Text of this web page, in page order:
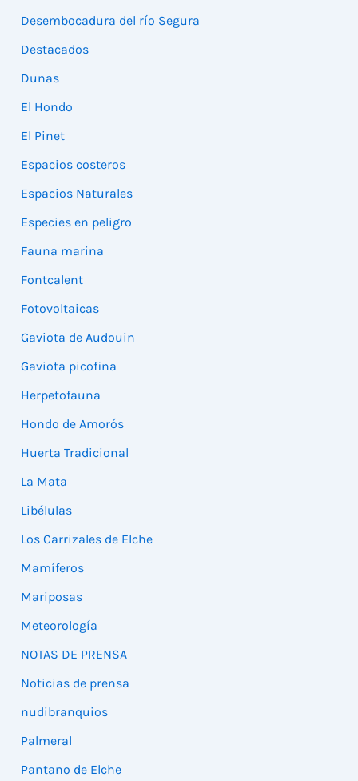
Desembocadura del río Segura
Destacados
Dunas
El Hondo
El Pinet
Espacios costeros
Espacios Naturales
Especies en peligro
Fauna marina
Fontcalent
Fotovoltaicas
Gaviota de Audouin
Gaviota picofina
Herpetofauna
Hondo de Amorós
Huerta Tradicional
La Mata
Libélulas
Los Carrizales de Elche
Mamíferos
Mariposas
Meteorología
NOTAS DE PRENSA
Noticias de prensa
nudibranquios
Palmeral
Pantano de Elche